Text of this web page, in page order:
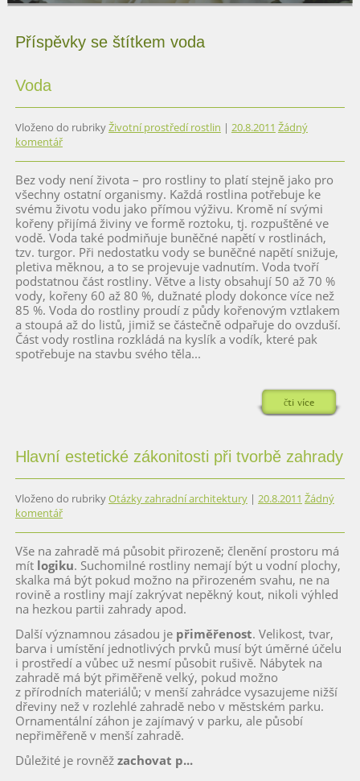
Čti více
Čti více
Příspěvky se štítkem voda
Voda
Vloženo do rubrikyŽivotní prostředí rostlin | 20.8.2011 Žádný
komentář
Bez vody není života – pro rostliny to platí stejně jako pro
všechny ostatní organismy. Každá rostlina potřebuje ke
svému životu vodu jako přímou výživu. Kromě ní svými
kořeny přijímá živiny ve formě roztoku, tj. rozpuštěné ve
vodě. Voda také podmiňuje buněčné napětí v rostlinách,
tzv. turgor. Při nedostatku vody se buněčné napětí snižuje,
pletiva měknou, a to se projevuje vadnutím. Voda tvoří
podstatnou část rostliny. Větve a listy obsahují 50 až 70 %
vody, kořeny 60 až 80 %, dužnaté plody dokonce více než
85 %. Voda do rostliny proudí z půdy kořenovým vztlakem
a stoupá až do listů, jimiž se částečně odpařuje do ovzduší.
Část vody rostlina rozkládá na kyslík a vodík, které pak
spotřebuje na stavbu svého těla...
čti více
Hlavní estetické zákonitosti při tvorbě zahrady
Vloženo do rubrikyOtázky zahradní architektury| 20.8.2011 Žádný
komentář
Vše na zahradě má působit přirozeně; členění prostoru má
mít logiku. Suchomilné rostliny nemají být u vodní plochy,
skalka má být pokud možno na přirozeném svahu, ne na
rovině a rostliny mají zakrývat nepěkný kout, nikoli výhled
na hezkou partii zahrady apod.
Další významnou zásadou je přiměřenost. Velikost, tvar,
barva i umístění jednotlivých prvků musí být úměrné účelu
i prostředí a vůbec už nesmí působit rušivě. Nábytek na
zahradě má být přiměřeně velký, pokud možno
z přírodních materiálů; v menší zahrádce vysazujeme nižší
dřeviny než v rozlehlé zahradě nebo v městském parku.
Ornamentální záhon je zajímavý v parku, ale působí
nepřiměřeně v menší zahradě.
Důležité je rovněž zachovat p...